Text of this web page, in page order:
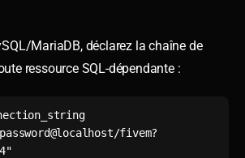
MariaDB, déclarez la chaîne de
ressource SQL-dépendante :
fivem?